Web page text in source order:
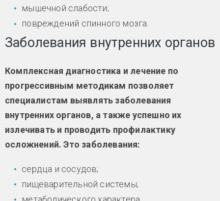
мышечной слабости;
повреждений спинного мозга.
Заболевания внутренних органов
Комплексная диагностика и лечение по
прогрессивным методикам позволяет
специалистам выявлять заболевания
внутренних органов, а также успешно их
излечивать и проводить профилактику
осложнений. Это заболевания:
сердца и сосудов;
пищеварительной системы;